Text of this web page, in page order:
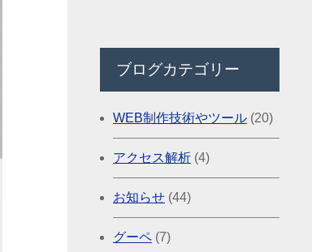
ブログカテゴリー
WEB制作技術やツール (20)
アクセス解析 (4)
お知らせ (44)
グーペ (7)